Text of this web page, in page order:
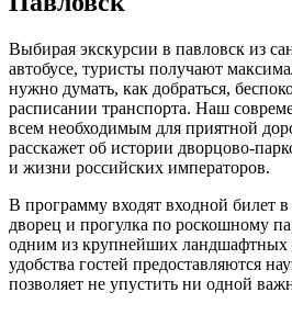
Выбирая экскурсии в павловск из
автобусе, туристы получают
нужно думать, как добраться,
расписании транспорта. Наш
всем необходимым для приятной
расскажет об истории дворцово-
и жизни российских императоров.
В программу входят входной билет
дворец и прогулка по роскошному
одним из крупнейших ландшафтных
удобства гостей предоставляются
позволяет не упустить ни одной